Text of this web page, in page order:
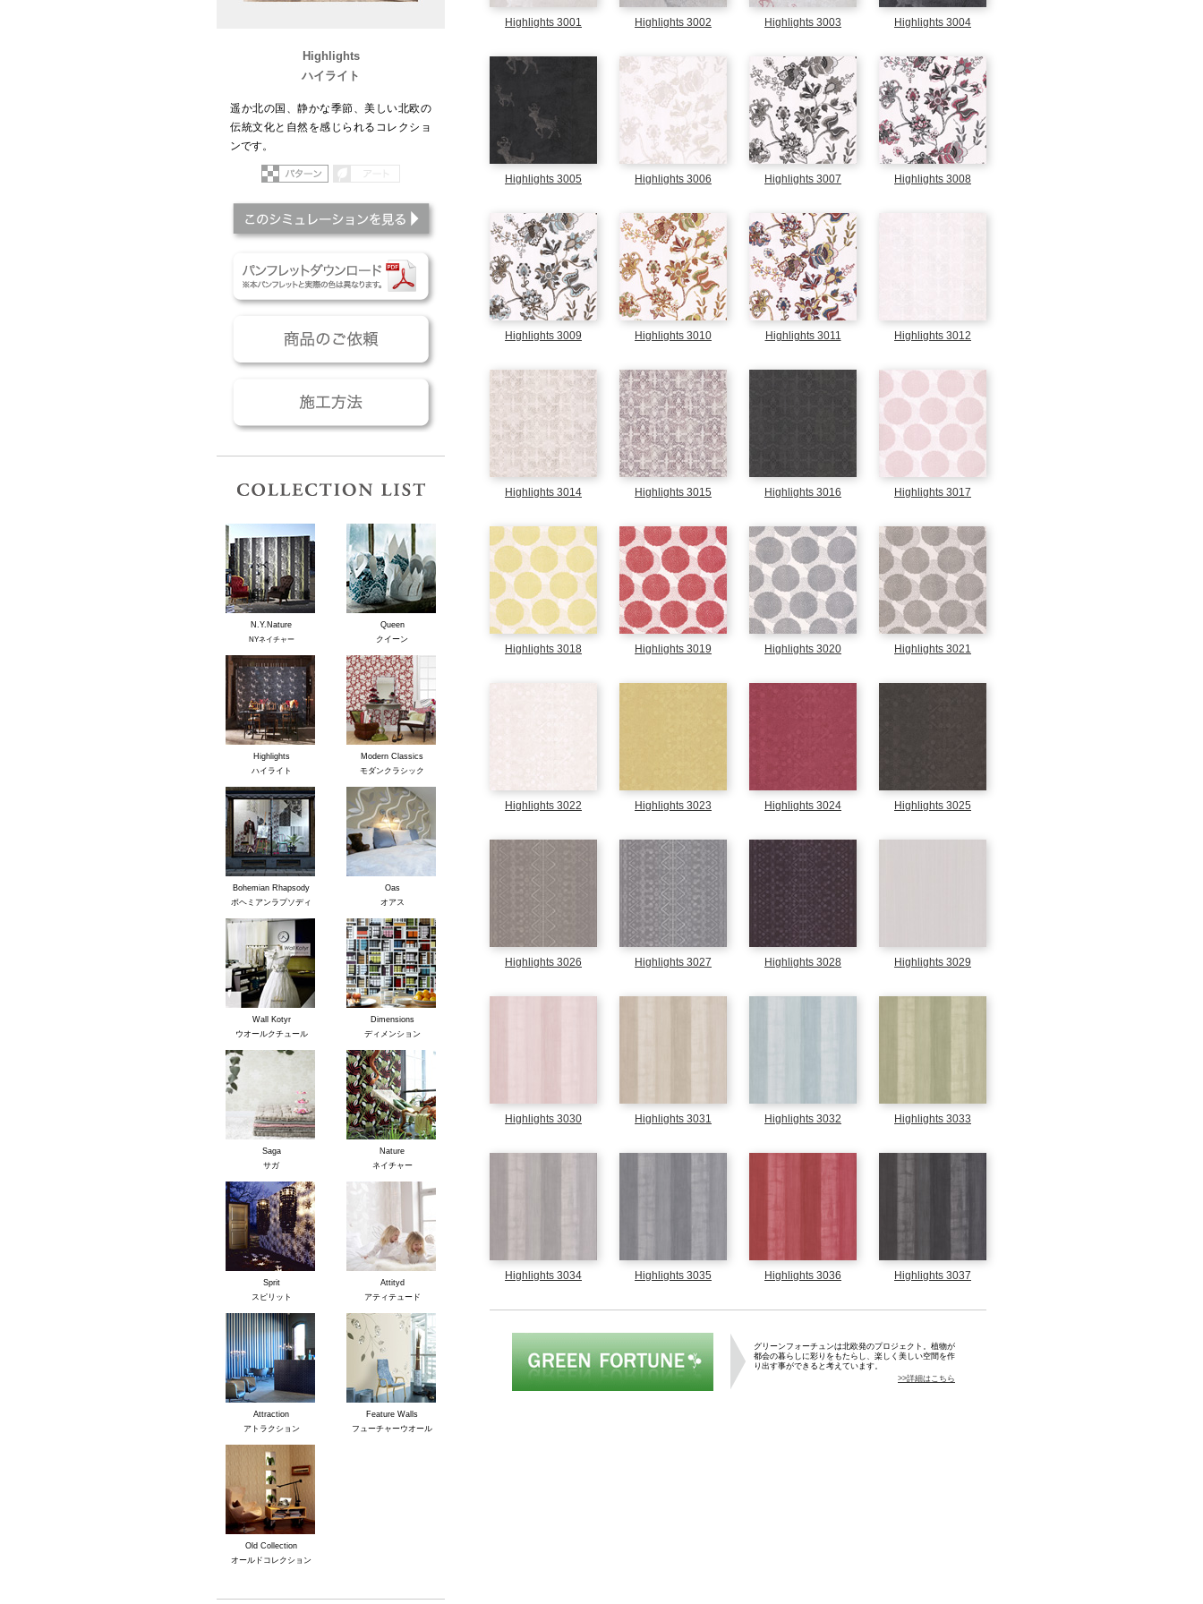
Highlights 3001 Highlights 3002 Highlights 3003 Highlights 3004
Highlights 3005 Highlights 3006 Highlights 3007 Highlights 3008
Highlights 3009 Highlights 3010 Highlights 3011 Highlights 3012
Highlights 3014 Highlights 3015 Highlights 3016 Highlights 3017
Highlights 3018 Highlights 3019 Highlights 3020 Highlights 3021
Highlights 3022 Highlights 3023 Highlights 3024 Highlights 3025
Highlights 3026 Highlights 3027 Highlights 3028 Highlights 3029
Highlights 3030 Highlights 3031 Highlights 3032 Highlights 3033
Highlights 3034 Highlights 3035 Highlights 3036 Highlights 3037
グリーンフォーチュン
グリーンフォーチュンは北欧発のプロジェクト。植物が
都会の暮らしに彩りをもたらし、楽しく美しい空間を作
り出す事ができると考えています。
>>詳細はこちら
Highlights
ハイライト
遥か北の国、静かな季節、美しい北欧の
伝統文化と自然を感じられるコレクショ
ンです。
パターン
パンフレットダウンロード
商品のご依頼
N.Y.Nature
NYネイチャー
Queen
クイーン
Highlights
ハイライト
Modern Classics
モダンクラシック
Bohemian Rhapsody
ボヘミアンラプソディ
Oas
オアス
Wall Kotyr
ウオールクチュール
Dimensions
ディメンション
Saga
サガ
Nature
ネイチャー
Sprit
スピリット
Attityd
アティテュード
Attraction
アトラクション
Feature Walls
フューチャーウオール
Old Collection
オールドコレクション